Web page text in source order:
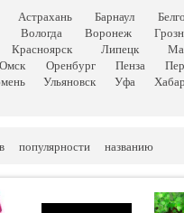
Астрахань Барнаул
Вологда Воронеж
Красноярск Липецк
Омск Оренбург Пенза
Ульяновск Уфа
популярности названию